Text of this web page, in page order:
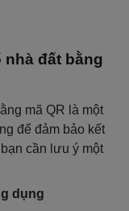
đất bằng
mã QR là một
để đảm bảo kết
cần lưu ý một
dụng